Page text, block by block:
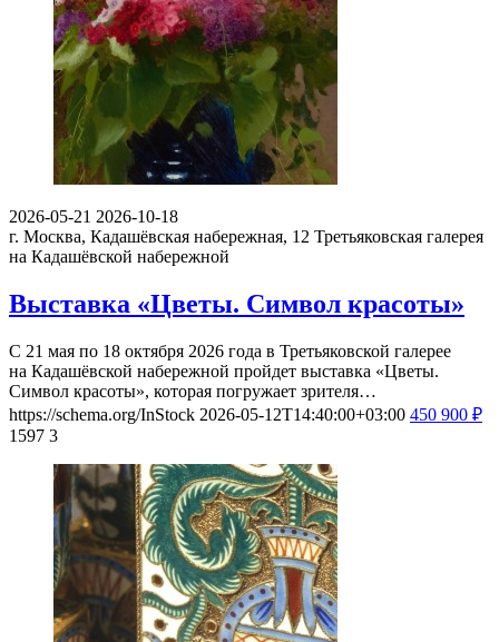
2026-05-21 2026-10-18
г. Москва, Кадашёвская набережная, 12 Третьяковская галерея
на Кадашёвской набережной
Выставка «Цветы. Символ красоты»
С 21 мая по 18 октября 2026 года в Третьяковской галерее
на Кадашёвской набережной пройдет выставка «Цветы.
Символ красоты», которая погружает зрителя…
https://schema.org/InStock 2026-05-12T14:40:00+03:00 450 900 ₽
1597 3